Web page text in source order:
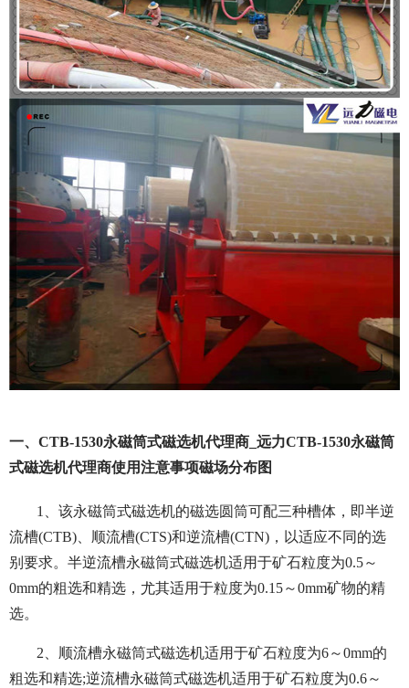
一、CTB-1530永磁筒式磁选机代理商_远力CTB-1530永磁筒
式磁选机代理商使用注意事项磁场分布图
1、该永磁筒式磁选机的磁选圆筒可配三种槽体，即半逆
流槽(CTB)、顺流槽(CTS)和逆流槽(CTN)，以适应不同的选
别要求。半逆流槽永磁筒式磁选机适用于矿石粒度为0.5～
0mm的粗选和精选，尤其适用于粒度为0.15～0mm矿物的精
选。
2、顺流槽永磁筒式磁选机适用于矿石粒度为6～0mm的
粗选和精选;逆流槽永磁筒式磁选机适用于矿石粒度为0.6～